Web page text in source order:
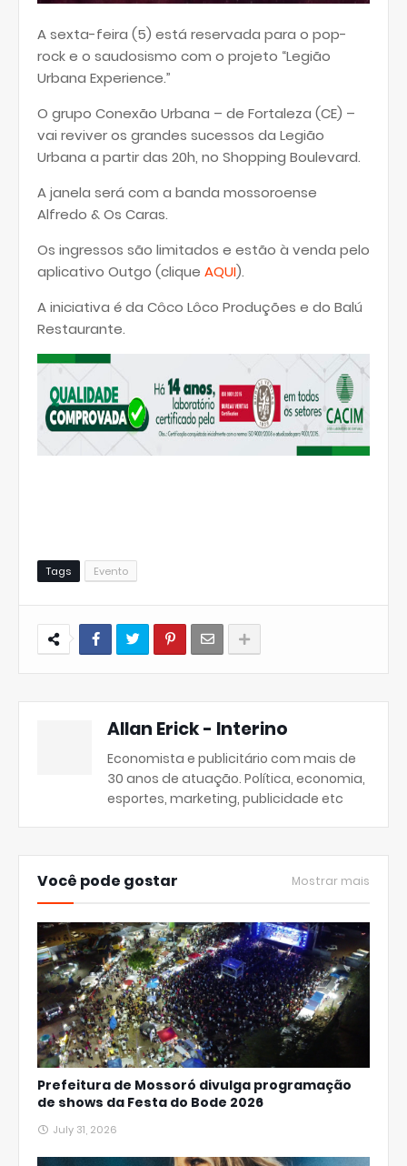
A sexta-feira (5) está reservada para o pop-
rock e o saudosismo com o projeto “Legião
Urbana Experience.”
O grupo Conexão Urbana – de Fortaleza (CE) –
vai reviver os grandes sucessos da Legião
Urbana a partir das 20h, no Shopping Boulevard.
A janela será com a banda mossoroense
Alfredo & Os Caras.
Os ingressos são limitados e estão à venda pelo
aplicativo Outgo (clique AQUI).
A iniciativa é da Côco Lôco Produções e do Balú
Restaurante.
Tags Evento
Allan Erick - Interino
Economista e publicitário com mais de
30 anos de atuação. Política, economia,
esportes, marketing, publicidade etc
Você pode gostar Mostrar mais
Prefeitura de Mossoró divulga programação
de shows da Festa do Bode 2026
July 31, 2026